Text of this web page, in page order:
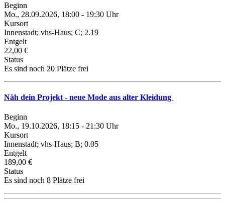
Beginn
Mo., 28.09.2026, 18:00 - 19:30 Uhr
Kursort
Innenstadt; vhs-Haus; C; 2.19
Entgelt
22,00 €
Status
Es sind noch 20 Plätze frei
Näh dein Projekt - neue Mode aus alter Kleidung
Beginn
Mo., 19.10.2026, 18:15 - 21:30 Uhr
Kursort
Innenstadt; vhs-Haus; B; 0.05
Entgelt
189,00 €
Status
Es sind noch 8 Plätze frei